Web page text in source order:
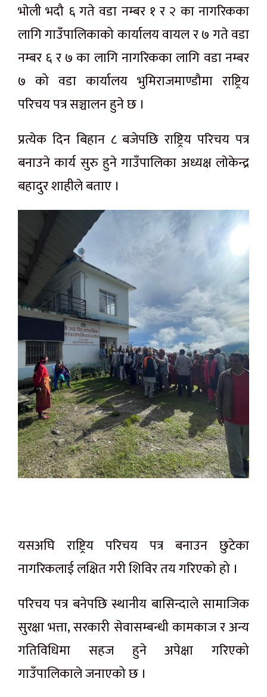
भाेली भदौ ६ गते वडा नम्बर १ र २ का नागरिकका
लागि गाउँपालिकाको कार्यालय वायल र ७ गते वडा
नम्बर ६ र ७ का लागि नागरिकका लागि वडा नम्बर
७ को वडा कार्यालय भुमिराजमाण्डौमा राष्ट्रिय
परिचय पत्र सञ्चालन हुने छ ।
प्रत्येक दिन बिहान ८ बजेपछि राष्ट्रिय परिचय पत्र
बनाउने कार्य सुरु हुने गाउँपालिका अध्यक्ष लाेकेन्द्र
बहादुर शाहीले बताए ।
यसअघि राष्ट्रिय परिचय पत्र बनाउन छुटेका
नागरिकलाई लक्षित गरी शिविर तय गरिएको हो ।
परिचय पत्र बनेपछि स्थानीय बासिन्दाले सामाजिक
सुरक्षा भत्ता, सरकारी सेवासम्बन्धी कामकाज र अन्य
गतिविधिमा सहज हुने अपेक्षा गरिएको
गाउँपालिकाले जनाएको छ ।